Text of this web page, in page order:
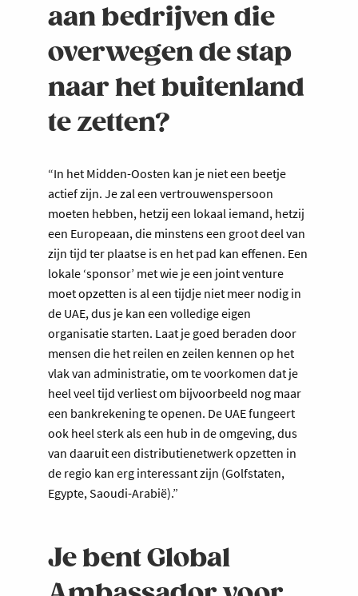
aan bedrijven die
overwegen de stap
naar het buitenland
te zetten?
“In het Midden-Oosten kan je niet een beetje
actief zijn. Je zal een vertrouwenspersoon
moeten hebben, hetzij een lokaal iemand, hetzij
een Europeaan, die minstens een groot deel van
zijn tijd ter plaatse is en het pad kan effenen. Een
lokale ‘sponsor’ met wie je een joint venture
moet opzetten is al een tijdje niet meer nodig in
de UAE, dus je kan een volledige eigen
organisatie starten. Laat je goed beraden door
mensen die het reilen en zeilen kennen op het
vlak van administratie, om te voorkomen dat je
heel veel tijd verliest om bijvoorbeeld nog maar
een bankrekening te openen. De UAE fungeert
ook heel sterk als een hub in de omgeving, dus
van daaruit een distributienetwerk opzetten in
de regio kan erg interessant zijn (Golfstaten,
Egypte, Saoudi-Arabië).”
Je bent Global